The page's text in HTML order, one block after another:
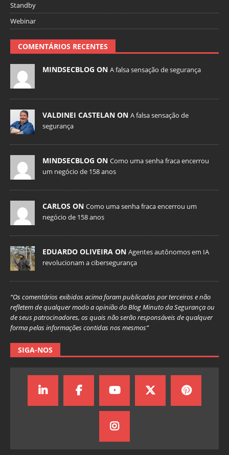
Standby
Webinar
COMENTÁRIOS RECENTES
MINDSECBLOG ON A falsa sensação de segurança
VALDINEI CASTELAN ON A falsa sensação de
segurança
MINDSECBLOG ON Como uma senha fraca encerrou
um negócio de 158 anos
CARLOS ON Como uma senha fraca encerrou um
negócio de 158 anos
EDUARDO OLIVEIRA ON Agentes autônomos em IA
revolucionam a cibersegurança
“Os comentários exibidos acima foram publicados por terceiros e não
refletem de qualquer modo a opinião do Blog Minuto da Segurança ou
de seus patrocinadores, os quais não serão responsáveis de qualquer
forma pelas informações contidas nos mesmos”
SIGA-NOS